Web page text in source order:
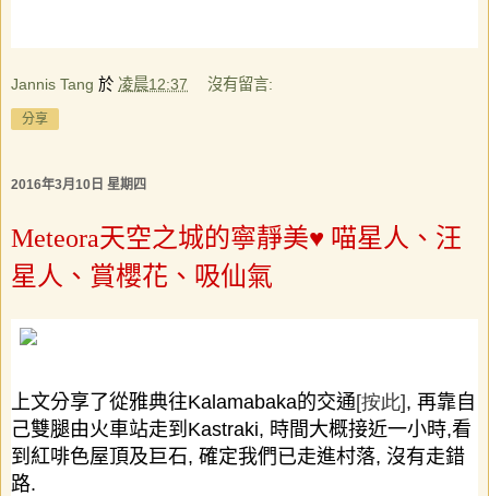
Jannis Tang 於 凌晨12:37 沒有留言:
分享
2016年3月10日 星期四
Meteora天空之城的寧靜美♥ 喵星人、汪
星人、賞櫻花、吸仙氣
上文分享了從雅典往Kalamabaka的交通[按此], 再靠自
己雙腿由火車站走到 Kastraki, 時間大概接近一小時,看
到紅啡色屋頂及巨石, 確定我們已走進村落, 沒有走錯
路.